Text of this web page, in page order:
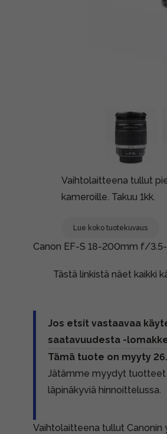
Vaihtolaitteena tullut
kameroille. Takuu 1kk.
Lue koko tuotekuvaus
Canon EF-S 18-200mm f/
Tästä linkistä näet kaikki
Jos etsit vastaavaa
saatavuudesta -
Tämä tuote on myyty
Jätämme myydyt tuotteet
läpinäkyviä hinnoittelussa.
Vaihtolaitteena tullut Canonin